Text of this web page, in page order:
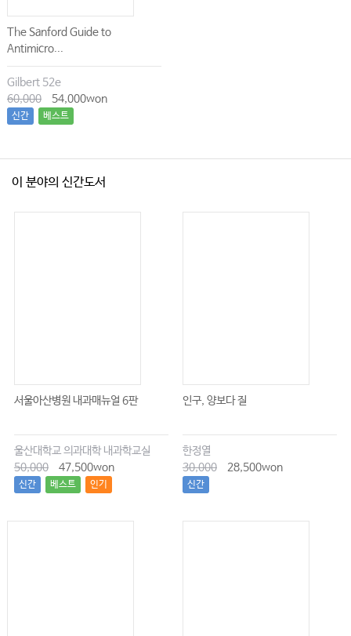
The Sanford Guide to
Antimicro...
Gilbert 52e
60,000
54,000won
신간 베스트
이 분야의 신간도서
서울아산병원 내과매뉴얼 6판
울산대학교 의과대학 내과학교실
50,000
47,500won
신간 베스트 인기
인구, 양보다 질
한정열
30,000
28,500won
신간